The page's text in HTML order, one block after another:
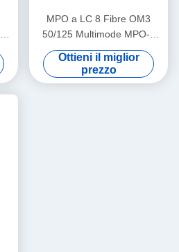
MPO a LC 8 Fibre OM3
50/125 Multimode MPO-8
LC Fibra ottica Patch Cord
Breakout Cable
Ottieni il miglior
prezzo